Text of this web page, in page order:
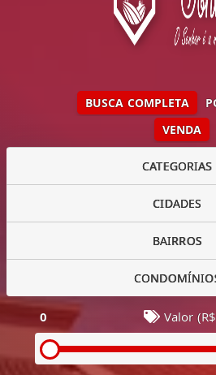
VENDA
BUSCA COMPLETA
CATEGORIAS
CIDADES
BAIRROS
0 Valor